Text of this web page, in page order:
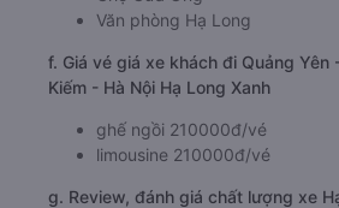
Văn phòng Hạ Long
f. Giá vé giá xe khách đi Quảng Yên
Kiếm - Hà Nội Hạ Long Xanh
ghế ngồi 210000đ/vé
limousine 210000đ/vé
g. Review, đánh giá chất lượng xe